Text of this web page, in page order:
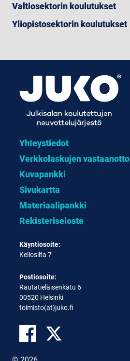
Valtiosektorin koulutukset
Yliopistosektorin koulutukset
Yhteystiedot
Verkkolaskujen vastaanotto
Kuvapankki
Sivukartta
Materiaalipankki
Rekisteriseloste
Käyntiosoite:
Kellosilta 7
Postiosoite:
Rautatieläisenkatu 6
00520 Helsinki
toimisto(at)juko.fi